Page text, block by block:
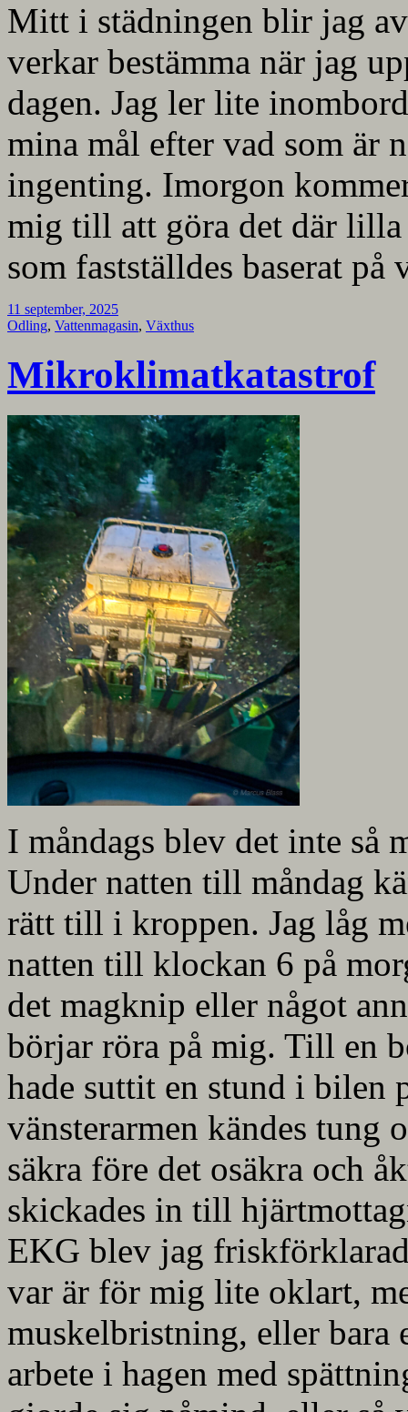
Mitt i städningen blir jag
verkar bestämma när jag
dagen. Jag ler lite
mina mål efter vad som är
ingenting. Imorgon
mig till att göra det där lilla
som fastställdes baserat på
11 september, 2025
Odling, Vattenmagasin, Växthus
Mikroklimatkatastrof
I måndags blev det inte så
Under natten till måndag
rätt till i kroppen. Jag låg
natten till klockan 6 på
det magknip eller något
börjar röra på mig. Till en
hade suttit en stund i bilen
vänsterarmen kändes tung
säkra före det osäkra och
skickades in till
EKG blev jag
var är för mig lite oklart,
muskelbristning, eller
arbete i hagen med